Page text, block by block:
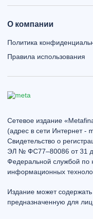
О компании
Политика
Правила использования
Сетевое издание
(адрес в сети Интернет -
Свидетельство о
ЭЛ № ФС77–80086 от 31
Федеральной службой по
информационных
Издание может
предназначенную для